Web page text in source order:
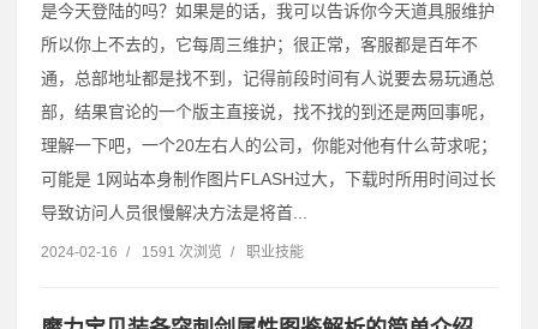
是今天登陆的吗？如果是的话，我可以告诉你今天道具服维护
所以你上不去的，它每周三维护；很正常，客服都是百年不
通，总部地址都是找不到，记得前段时间有人说要去易玩通总
部，结果官论的一个版主直接说，找不找的到还是两回事呢，
理解一下吧，一个20左右人的公司，你能对他有什么苛求呢；
可能是 1网站本身制作图片FLASH过大，下载时所用时间过长
导致访问人员很慢解决方法是将首...
2024-02-16 / 1591 次浏览 / 职业技能